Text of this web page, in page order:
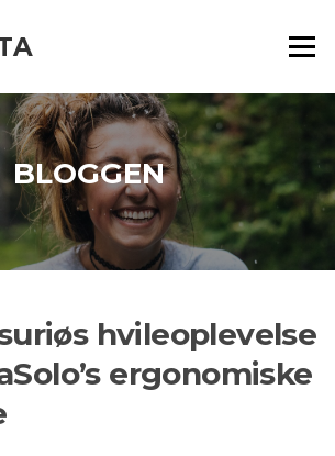
Menu
BLOGGEN
hvileoplevelse
ergonomiske